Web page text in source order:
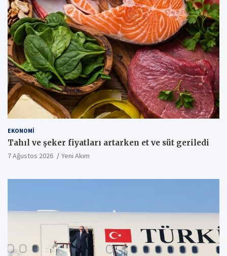
EKONOMI
Tahıl ve şeker fiyatları artarken et ve süt geriledi
7 Ağustos 2026 Yeni Akım